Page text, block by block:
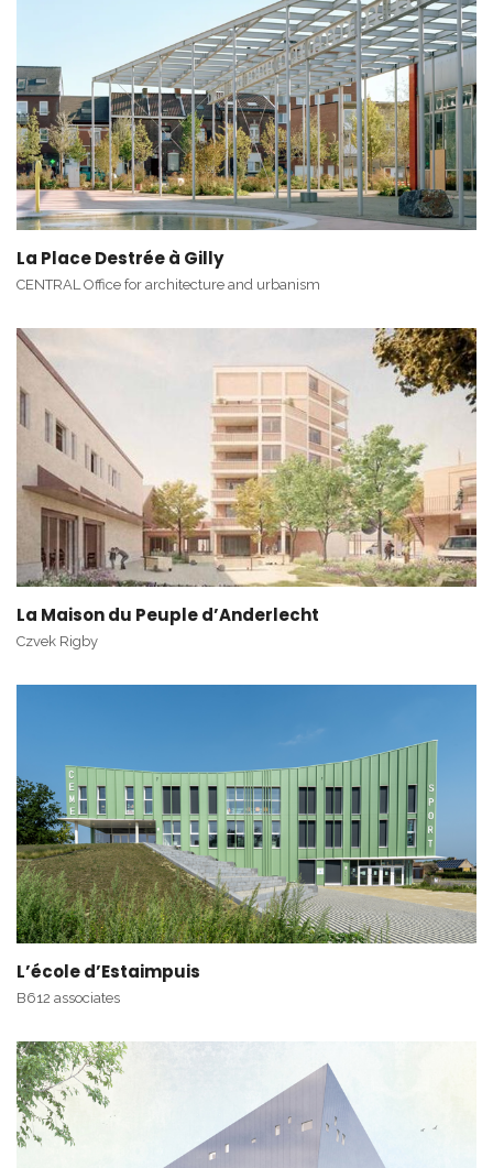
La Place Destrée à Gilly
CENTRAL Office for architecture and urbanism
La Maison du Peuple d’Anderlecht
Czvek Rigby
L’école d’Estaimpuis
B612 associates